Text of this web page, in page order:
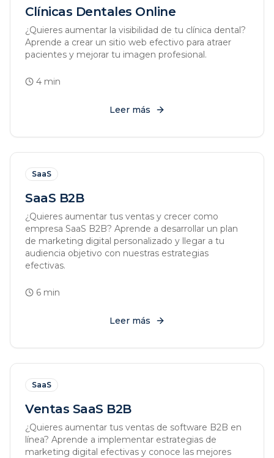
Clínicas Dentales Online
¿Quieres aumentar la visibilidad de tu clínica dental?
Aprende a crear un sitio web efectivo para atraer
pacientes y mejorar tu imagen profesional.
4 min
Leer más
SaaS
SaaS B2B
¿Quieres aumentar tus ventas y crecer como
empresa SaaS B2B? Aprende a desarrollar un plan
de marketing digital personalizado y llegar a tu
audiencia objetivo con nuestras estrategias
efectivas.
6 min
Leer más
SaaS
Ventas SaaS B2B
¿Quieres aumentar tus ventas de software B2B en
línea? Aprende a implementar estrategias de
marketing digital efectivas y conoce las mejores